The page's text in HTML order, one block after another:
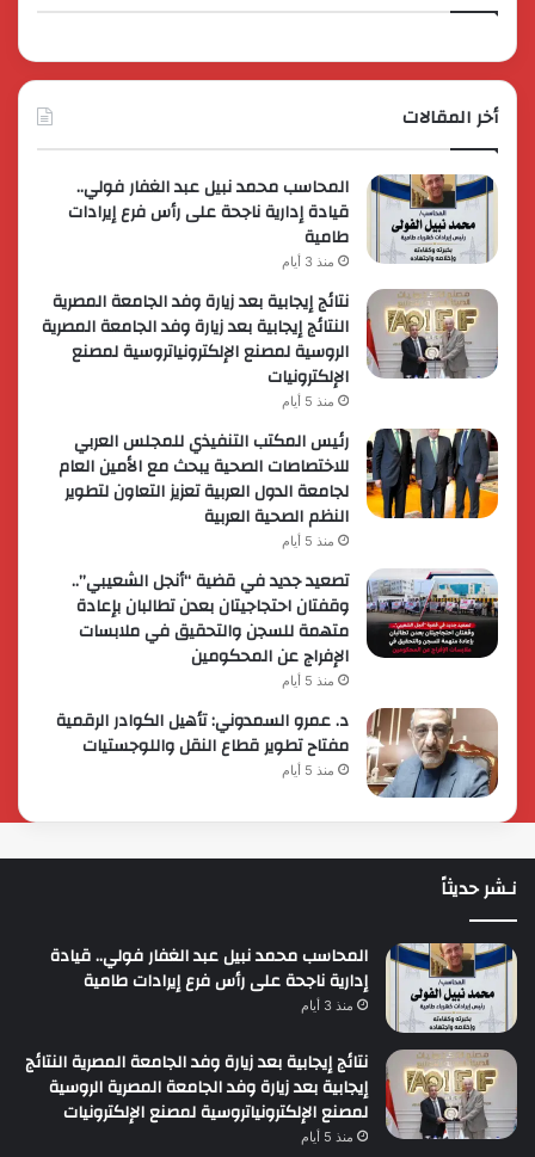
أخر المقالات
المحاسب محمد نبيل عبد الغفار فولي..
قيادة إدارية ناجحة على رأس فرع إيرادات
طامية
منذ 3 أيام
نتائج إيجابية بعد زيارة وفد الجامعة المصرية
النتائج إيجابية بعد زيارة وفد الجامعة المصرية
الروسية لمصنع الإلكترونياتروسية لمصنع
الإلكترونيات
منذ 5 أيام
رئيس المكتب التنفيذي للمجلس العربي
للاختصاصات الصحية يبحث مع الأمين العام
لجامعة الدول العربية تعزيز التعاون لتطوير
النظم الصحية العربية
منذ 5 أيام
تصعيد جديد في قضية “أنجل الشعيبي”..
وقفتان احتجاجيتان بعدن تطالبان بإعادة
متهمة للسجن والتحقيق في ملابسات
الإفراج عن المحكومين
منذ 5 أيام
د. عمرو السمدوني: تأهيل الكوادر الرقمية
مفتاح تطوير قطاع النقل واللوجستيات
منذ 5 أيام
نـشر حديثاً
المحاسب محمد نبيل عبد الغفار فولي.. قيادة
إدارية ناجحة على رأس فرع إيرادات طامية
منذ 3 أيام
نتائج إيجابية بعد زيارة وفد الجامعة المصرية النتائج
إيجابية بعد زيارة وفد الجامعة المصرية الروسية
لمصنع الإلكترونياتروسية لمصنع الإلكترونيات
منذ 5 أيام